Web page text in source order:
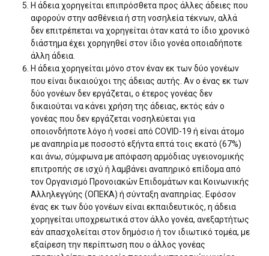
Η άδεια χορηγείται επιπρόσθετα προς άλλες άδειες που
αφορούν στην ασθένεια ή στη νοσηλεία τέκνων, αλλά
δεν επιτρέπεται να χορηγείται όταν κατά το ίδιο χρονικό
διάστημα έχει χορηγηθεί στον ίδιο γονέα οποια­δήποτε
άλλη άδεια.
Η άδεια χορηγείται μόνο στον έναν εκ των δύο γο­νέων
που είναι δικαιούχοι της άδειας αυτής. Αν ο ένας εκ των
δύο γονέων δεν εργάζεται, ο έτερος γονέας δεν
δικαιούται να κάνει χρήση της άδειας, εκτός εάν ο
γονέας που δεν εργάζεται νοσηλεύεται για
οποιονδήποτε λόγο ή νοσεί από COVID-19 ή είναι άτομο
με αναπηρία με ποσοστό εξήντα επτά τοις εκατό (67%)
και άνω, σύμ­φωνα με απόφαση αρμόδιας υγειονομικής
επιτροπής σε ισχύ ή λαμβάνει αναπηρικό επίδομα από
τον Οργανισμό Προνοιακών Επιδομάτων και Κοινωνικής
Αλληλεγγύης (ΟΠΕΚΑ) ή σύνταξη αναπηρίας. Εφόσον
ένας εκ των δύο γονέων είναι εκπαιδευτικός, η άδεια
χορηγείται υποχρε­ωτικά στον άλλο γονέα, ανεξαρτήτως
εάν απασχολείται στον δημόσιο ή τον ιδιωτικό τομέα, με
εξαίρεση την πε­ρίπτωση που ο άλλος γονέας